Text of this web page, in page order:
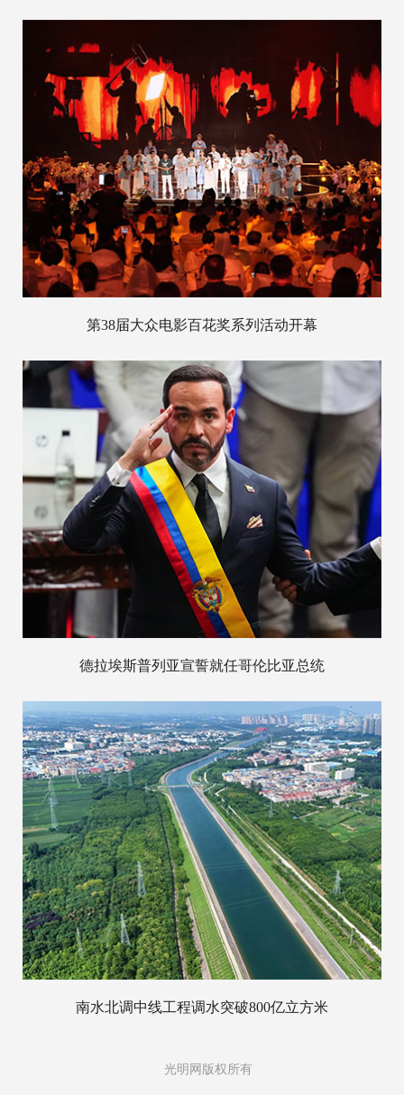
第38届大众电影百花奖系列活动开幕
德拉埃斯普列亚宣誓就任哥伦比亚总统
南水北调中线工程调水突破800亿立方米
光明网版权所有